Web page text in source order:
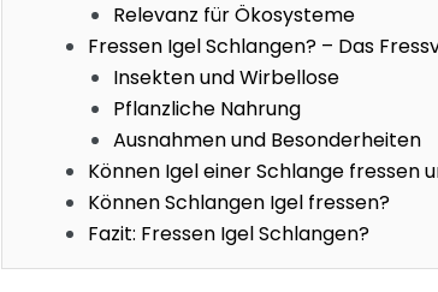
Relevanz für Ökosysteme
Fressen Igel Schlangen? – Das
Insekten und Wirbellose
Pflanzliche Nahrung
Ausnahmen und Besonderheiten
Können Igel einer Schlange fressen
Können Schlangen Igel fressen?
Fazit: Fressen Igel Schlangen?